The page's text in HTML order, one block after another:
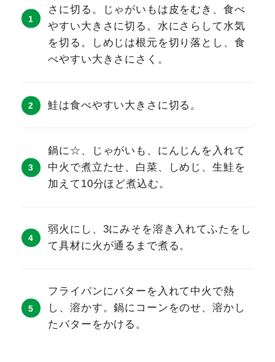
さに切る。じゃがいもは皮をむき、食べ
やすい大きさに切る。水にさらして水気
を切る。しめじは根元を切り落とし、食
べやすい大きさにさく。
鮭は食べやすい大きさに切る。
鍋に☆、じゃがいも、にんじんを入れて
中火で煮立たせ、白菜、しめじ、生鮭を
加えて10分ほど煮込む。
弱火にし、3にみそを溶き入れてふたをし
て具材に火が通るまで煮る。
フライパンにバターを入れて中火で熱
し、溶かす。鍋にコーンをのせ、溶かし
たバターをかける。